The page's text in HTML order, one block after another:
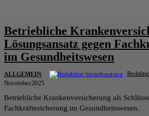
Betriebliche
Lösungsansatz gegen
im Gesundheitswesen
ALLGEMEIN
November 2025
Betriebliche Krankenversicherung als
Fachkräftesicherung im Gesundheitswesen.